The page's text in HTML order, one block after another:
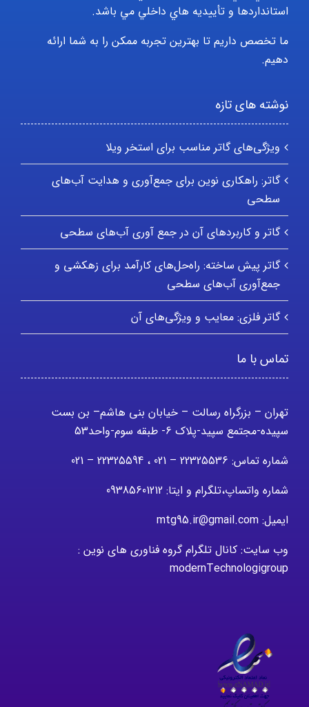
استانداردها و تأييديه هاي داخلي مي باشد.
ما تخصص داریم تا بهترین تجربه ممکن را به شما ارائه
دهیم.
نوشته های تازه
ویژگی‌های گاتر مناسب برای استخر ویلا
گاتر: راهکاری نوین برای جمع‌آوری و هدایت آب‌های
سطحی
گاتر و کاربردهای آن در جمع آوری آب‌های سطحی
گاتر پیش ساخته: راه‌حل‌های کارآمد برای زهکشی و
جمع‌آوری آب‌های سطحی
گاتر فلزی: معایب و ویژگی‌های آن
تماس با ما
تهران – بزرگراه رسالت – خیابان بنی هاشم– بن بست
سپیده-مجتمع سپید-پلاک 6- طبقه سوم-واحد53
شماره تماس: 22325536 – 021 ، 22325594 – 021
شماره واتساپ،تلگرام و ایتا: 09385601212
ایمیل: mtg95.ir@gmail.com
وب سایت: کانال تلگرام گروه فناوری های نوین :
modernTechnologigroup